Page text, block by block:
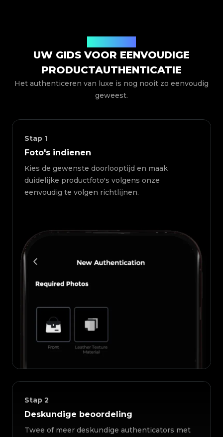
UW GIDS VOOR EENVOUDIGE
PRODUCTAUTHENTICATIE
Het authenticeren van luxe is nog nooit zo eenvoudig
geweest.
Stap 1
Foto's indienen
Kies de gewenste doorlooptijd en maak
duidelijke productfoto's volgens onze
eenvoudig te volgen richtlijnen.
Stap 2
Deskundige beoordeling
Twee of meer deskundige authenticators met